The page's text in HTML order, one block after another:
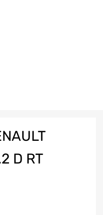
D RT